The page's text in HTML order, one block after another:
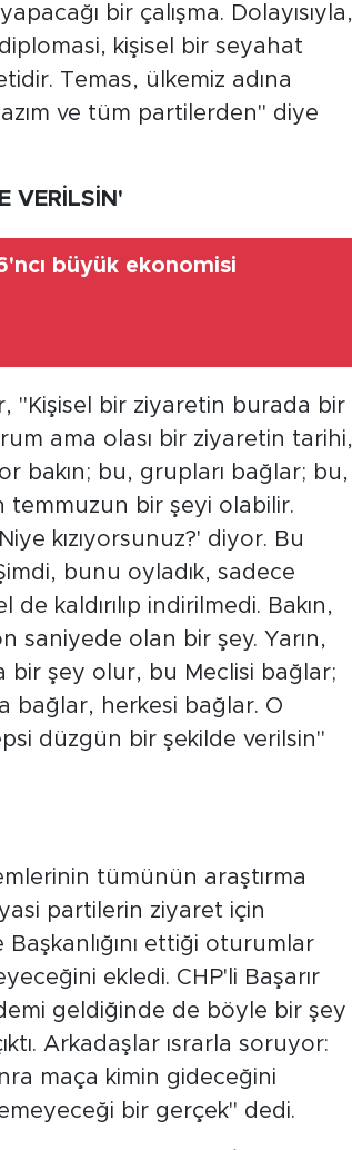
bir çalışma. Dolayısıyla,
kişisel bir seyahat
Temas, ülkemiz adına
ve tüm partilerden" diye
VERİLSİN'
büyük ekonomisi
"Kişisel bir ziyaretin burada bir
ama olası bir ziyaretin tarihi,
bakın; bu, grupları bağlar; bu,
temmuzun bir şeyi olabilir.
kızıyorsunuz?' diyor. Bu
bunu oyladık, sadece
kaldırılıp indirilmedi. Bakın,
saniyede olan bir şey. Yarın,
bir şey olur, bu Meclisi bağlar;
bağlar, herkesi bağlar. O
düzgün bir şekilde verilsin"
tümünün araştırma
partilerin ziyaret için
ettiği oturumlar
ekledi. CHP'li Başarır
geldiğinde de böyle bir şey
Arkadaşlar ısrarla soruyor:
maça kimin gideceğini
bir gerçek" dedi.